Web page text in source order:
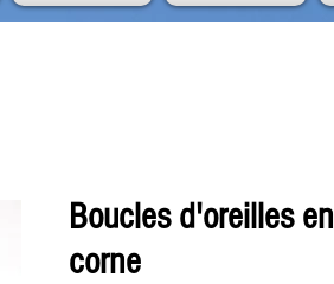
Boucles d'oreilles en
corne